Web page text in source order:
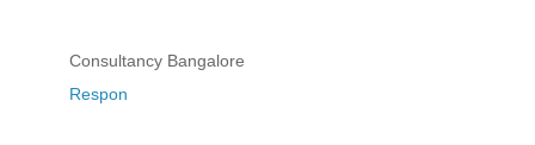
Consultancy Bangalore
Respon